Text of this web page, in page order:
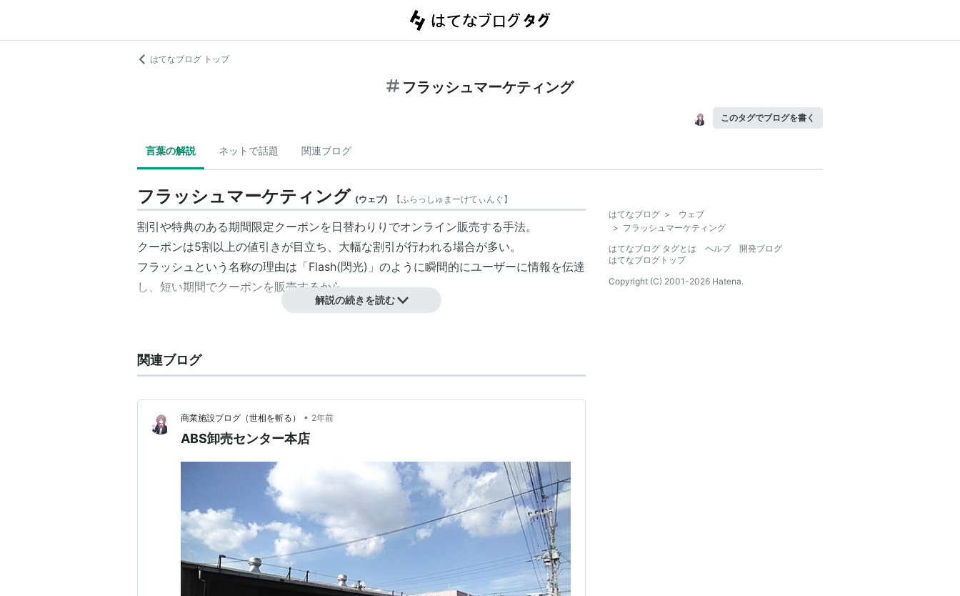
はてなブログ トップ
フラッシュマーケティング
このタグでブログを書く
言葉の解説 ネットで話題 関連ブログ
フラッシュマーケティング (ウェブ) 【ふらっしゅまーけてぃんぐ】
割引や特典のある期間限定クーポンを日替わりりでオンライン販売する手法。
クーポンは5割以上の値引きが目立ち、大幅な割引が行われる場合が多い。
フラッシュという名称の理由は「Flash(閃光)」のように瞬間的にユーザーに情報を伝達
し、短い期間でクーポンを販売するから。
グの多くは、数十時間程度の短期間内に購入希望者を募り、あらかじめ設定された最低
販売数を超えた場合にのみ、希望者に商品を販売する仕組みを取っている。
解説の続きを読む
関連ブログ
商業施設ブログ（世相を斬る） • 2年前
ABS卸売センター本店
はてなブログ >
ウェブ
> フラッシュマーケティング
はてなブログ タグとは
ヘルプ
開発ブログ
はてなブログトップ
Copyright (C) 2001-2026 Hatena.